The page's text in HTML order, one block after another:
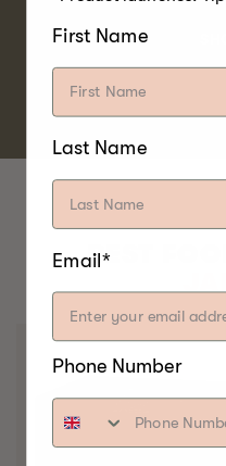
BEST
First Name
Last Name
Email*
Phone Number